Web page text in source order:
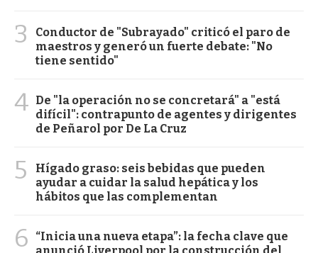
3
Conductor de "Subrayado" criticó el paro de
maestros y generó un fuerte debate: "No
tiene sentido"
4 De "la operación no se concretará" a "está
difícil": contrapunto de agentes y dirigentes
de Peñarol por De La Cruz
5
Hígado graso: seis bebidas que pueden
ayudar a cuidar la salud hepática y los
hábitos que las complementan
6
“Inicia una nueva etapa”: la fecha clave que